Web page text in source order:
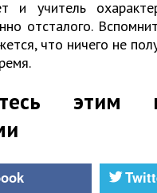
и учитель
отсталого.
что ничего не
этим